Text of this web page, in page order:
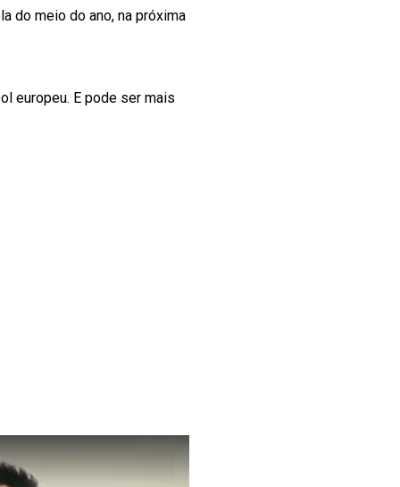
do meio do ano, na próxima
europeu. E pode ser mais